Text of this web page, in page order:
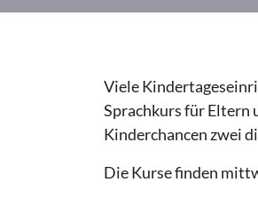
Viele
Sprachkurs für Eltern
Kinderchancen zwei
Die Kurse finden